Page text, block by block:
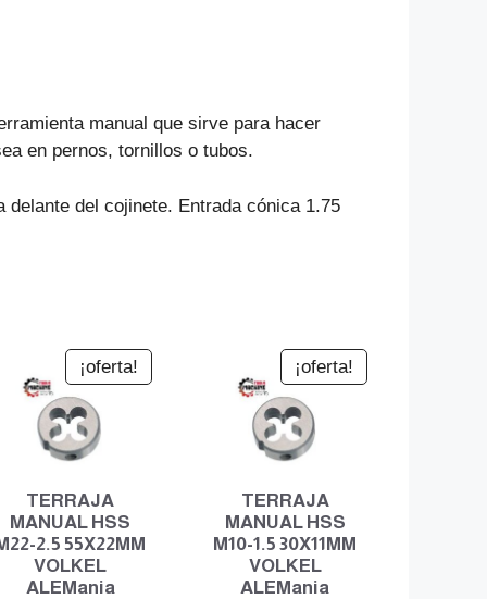
manual que sirve para hacer
en pernos, tornillos o tubos.
del cojinete. Entrada cónica 1.75
¡oferta!
TERRAJA
MANUAL HSS
2.5 55X22MM
VOLKEL
ALEMania
¡oferta!
TERRAJA
MANUAL HSS
M10-1.5 30X11MM
VOLKEL
ALEMania